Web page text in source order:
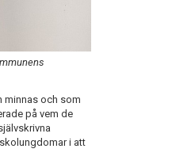
minnas och som
på vem de
i att